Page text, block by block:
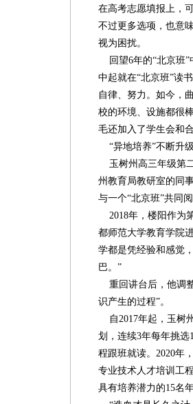
在高考志愿填报上，
不过更多选项，也意
视为困扰。
回望6年的“北京班”
中起就在“北京班”读
自律、努力。如今，
校的环境、设施都很
毛还加入了学生会和
“异地培养”不断升级
玉树州高三年级第
州教育局教研室的同
与一个“北京班”共同
2018年，楼阳作为
都师范大学教育学院
学都是凭经验和感觉
巴。”
重回讲台后，他调
识产生的过程”。
自2017年起，玉树
划，连续3年每年挑
程跟班就读。2020年
专业技术人才培训工
具有培养潜力的15名